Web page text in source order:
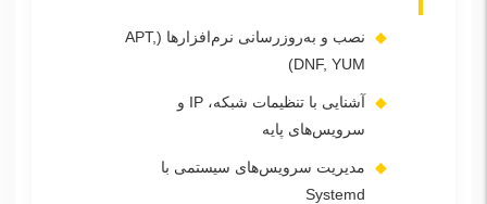
نصب و به‌روزرسانی نرم‌افزارها (APT,
DNF, YUM)
آشنایی با تنظیمات شبکه، IP و
سرویس‌های پایه
مدیریت سرویس‌های سیستمی با
Systemd